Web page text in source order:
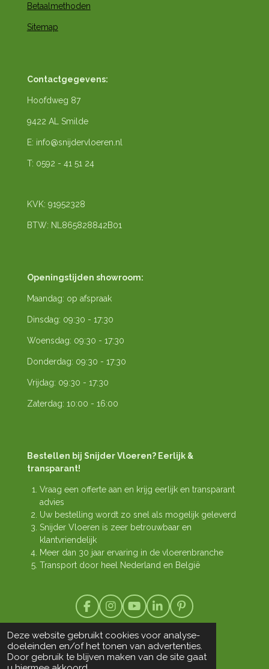
Deze website gebruikt cookies voor analyse-
doeleinden en/of het tonen van advertenties.
Door gebruik te blijven maken van de site gaat
Betaalmethoden
Sitemap
Contactgegevens:
Hoofdweg 87
9422 AL Smilde
E: info@snijdervloeren.nl
T: 0592 - 41 51 24
KVK: 91952328
BTW: NL865828842B01
Openingstijden showroom:
Maandag: op afspraak
Dinsdag: 09:30 - 17:30
Woensdag: 09:30 - 17:30
Donderdag: 09:30 - 17:30
Vrijdag: 09:30 - 17:30
Zaterdag: 10:00 - 16:00
Bestellen bij Snijder Vloeren? Eerlijk &
transparant!
Vraag een offerte aan en krijg eerlijk en transparant
advies
Uw bestelling wordt zo snel als mogelijk geleverd
Snijder Vloeren is zeer betrouwbaar en
klantvriendelijk
Meer dan 30 jaar ervaring in de vloerenbranche
Transport door heel Nederland en België
F
a
c
e
b
o
I
n
s
t
a
Y
o
u
T
u
L
i
n
k
e
P
i
n
t
e
Copyright 1994-2026 Snijder Vloeren